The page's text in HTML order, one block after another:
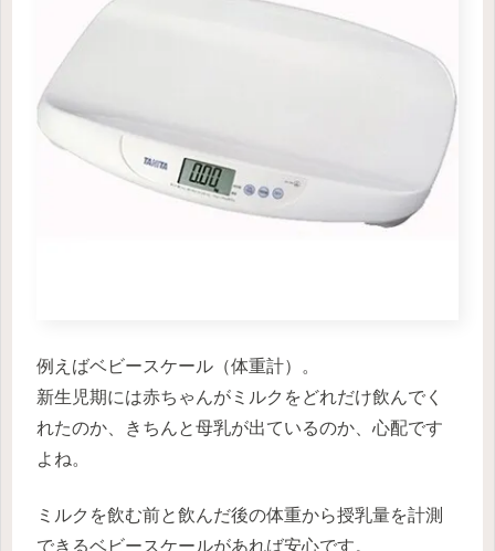
例えばベビースケール（体重計）。
新生児期には赤ちゃんがミルクをどれだけ飲んでく
れたのか、きちんと母乳が出ているのか、心配です
よね。
ミルクを飲む前と飲んだ後の体重から授乳量を計測
できるベビースケールがあれば安心です。